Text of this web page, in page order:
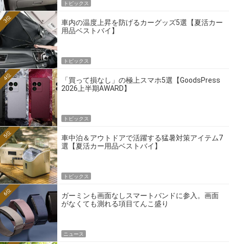
トピックス
車内の温度上昇を防げるカーグッズ5選【夏活カー
用品ベストバイ】
3位
トピックス
「買って損なし」の極上スマホ5選【GoodsPress
2026上半期AWARD】
4位
トピックス
車中泊＆アウトドアで活躍する猛暑対策アイテム7
選【夏活カー用品ベストバイ】
5位
トピックス
ガーミンも画面なしスマートバンドに参入。画面
がなくても測れる項目てんこ盛り
6位
ニュース